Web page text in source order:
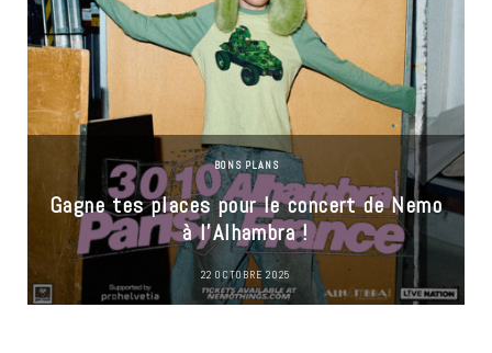
BONS PLANS
Gagne tes places pour le concert de Nemo
à l’Alhambra !
22 OCTOBRE 2025